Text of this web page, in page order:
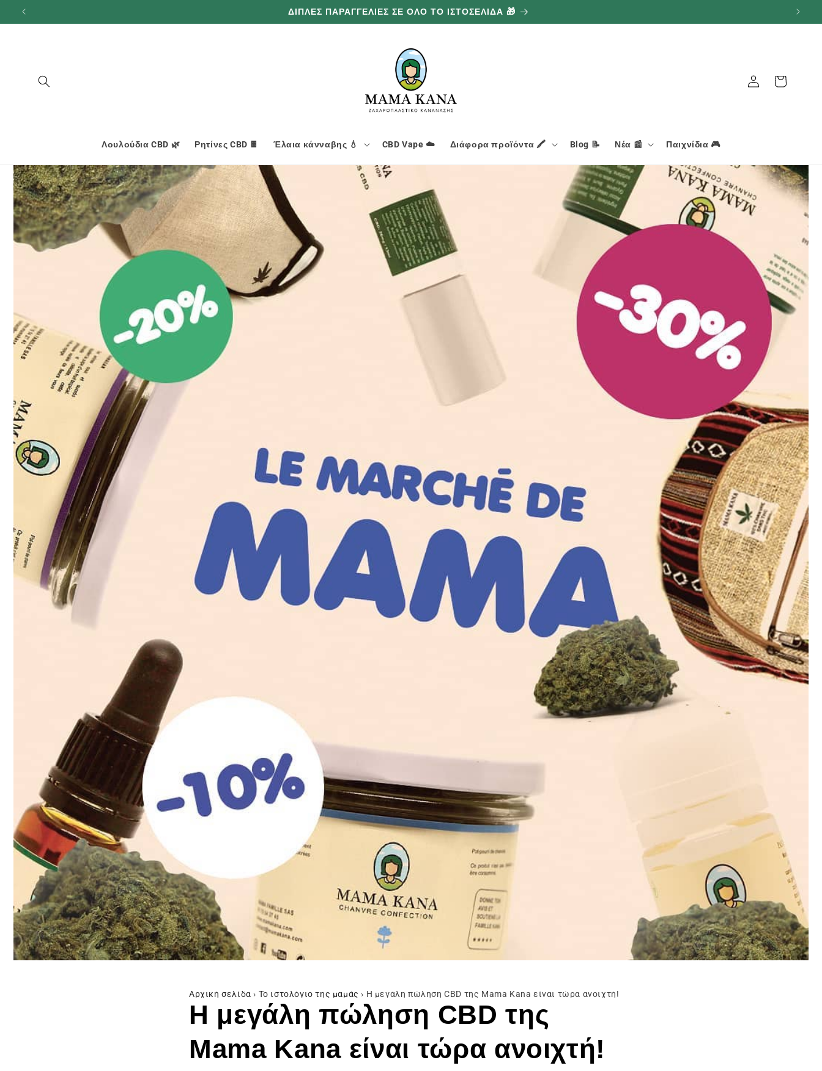
προχωρήστε
στο
ΔΙΠΛΕΣ ΠΑΡΑΓΓΕΛΙΕΣ ΣΕ ΟΛΟ ΤΟ ΙΣΤΟΣΕΛΙΔΑ 🎁
Λουλούδια CBD 🌿 Ρητίνες CBD 🍫 Έλαια κάνναβης 💧 CBD Vape ☁️ Διάφορα προϊόντα 🖍️ Blog 📝 Νέα 📰 Παιχνίδια 🎮
Σύνδεση Καλάθι
Αρχική σελίδα › Το ιστολόγιο της μαμάς › Η μεγάλη πώληση CBD της Mama Kana είναι τώρα ανοιχτή!
Η μεγάλη πώληση CBD της
Mama Kana είναι τώρα ανοιχτή!